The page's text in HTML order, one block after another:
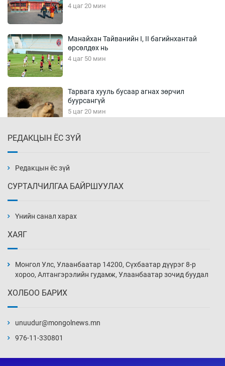
4 цаг 20 мин
Манайхан Тайванийн I, II багийнхантай
өрсөлдөх нь
4 цаг 50 мин
Тарвага хууль бусаар агнах зөрчил
буурсангүй
5 цаг 20 мин
5 цаг 50 мин
6 цаг 20 мин
6 цаг 50 мин
хэмжээг шинэчлэн тогтоох нь
РЕДАКЦЫН ЁС ЗҮЙ
Редакцын ёс зүй
СУРТАЛЧИЛГАА БАЙРШУУЛАХ
Үнийн санал харах
ХАЯГ
Монгол Улс, Улаанбаатар 14200, Сүхбаатар дүүрэг 8-р
хороо, Алтангэрэлийн гудамж, Улаанбаатар зочид буудал
ХОЛБОО БАРИХ
unuudur@mongolnews.mn
976-11-330801